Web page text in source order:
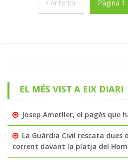
AnteriorAnteriorPàgina 1
EL MÉS VIST A EIX DIARI
Josep Ametller, el pagès que
La Guàrdia Civil rescata dues
corrent davant la platja del